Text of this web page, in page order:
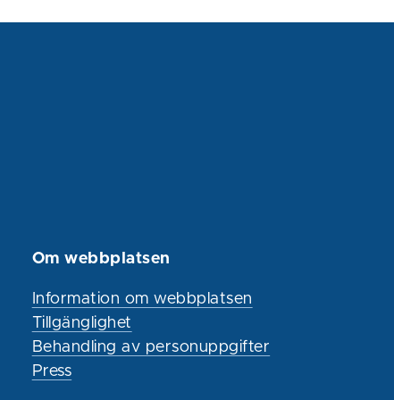
Om webbplatsen
Information om webbplatsen
Tillgänglighet
Behandling av personuppgifter
Press